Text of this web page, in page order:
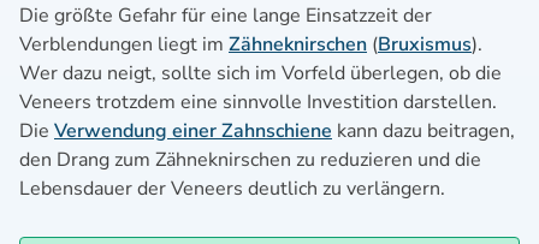
Die größte Gefahr für eine lange Einsatzzeit der
Verblendungen liegt im Zähneknirschen (Bruxismus).
Wer dazu neigt, sollte sich im Vorfeld überlegen, ob die
Veneers trotzdem eine sinnvolle Investition darstellen.
Die Verwendung einer Zahnschiene kann dazu beitragen,
den Drang zum Zähneknirschen zu reduzieren und die
Lebensdauer der Veneers deutlich zu verlängern.